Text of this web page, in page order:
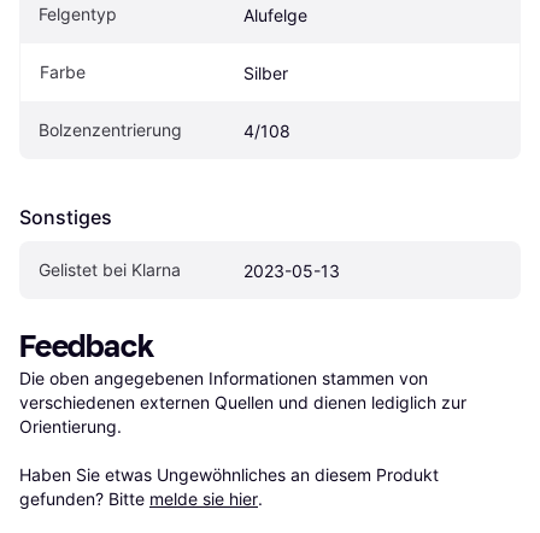
Felgentyp Alufelge
Farbe Silber
Bolzenzentrierung 4/108
Sonstiges
Gelistet bei Klarna 2023-05-13
Feedback
Die oben angegebenen Informationen stammen von
verschiedenen externen Quellen und dienen lediglich zur
Orientierung.
Haben Sie etwas Ungewöhnliches an diesem Produkt
gefunden? Bitte melde sie hier.